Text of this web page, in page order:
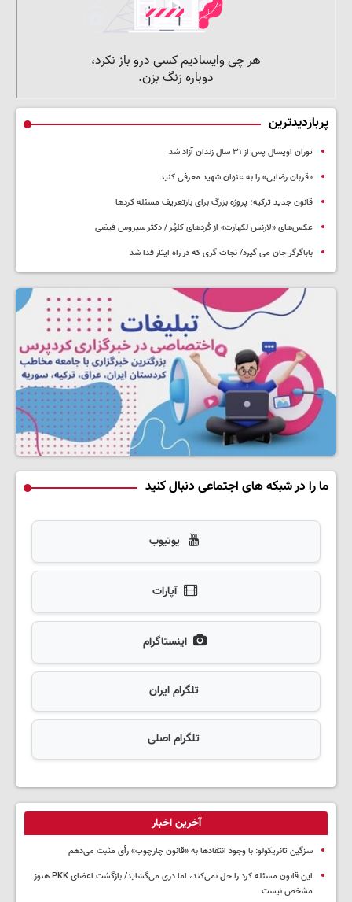
پربازدیدترین
توران اویسال پس از ۳۱ سال زندان آزاد شد
«قربان رضایی» را به عنوان شهید معرفی کنید
قانون جدید ترکیه؛ پروژه بزرگ‌ برای بازتعریف مسئله کردها
عکس‌های «لارنس لکهارت» از کُردهای کلهُر / دکتر سیروس فیضی
باباگرگر جان می گیرد/ نجات گری که در راه ایثار فدا شد
ما را در شبکه های اجتماعی دنبال کنید
یوتیوب
آپارات
اینستاگرام
تلگرام ایران
تلگرام اصلی
آخرین اخبار
سزگین تانریکولو: با وجود انتقادها به «قانون چارچوب» رأی مثبت می‌دهم
این قانون مسئله کرد را حل نمی‌کند، اما دری می‌گشاید/ بازگشت اعضای PKK هنوز
مشخص نیست